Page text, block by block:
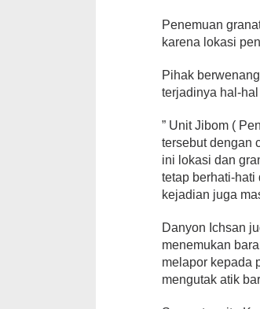
Penemuan
karena lokasi
Pihak
terjadinya hal-
” Unit Jibom (
tersebut dengan
ini lokasi dan
tetap berhati-
kejadian juga
Danyon Ichsan
menemukan
melapor kepada
mengutak atik